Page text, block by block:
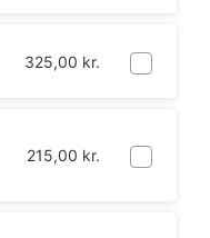
325,00 kr.
215,00 kr.